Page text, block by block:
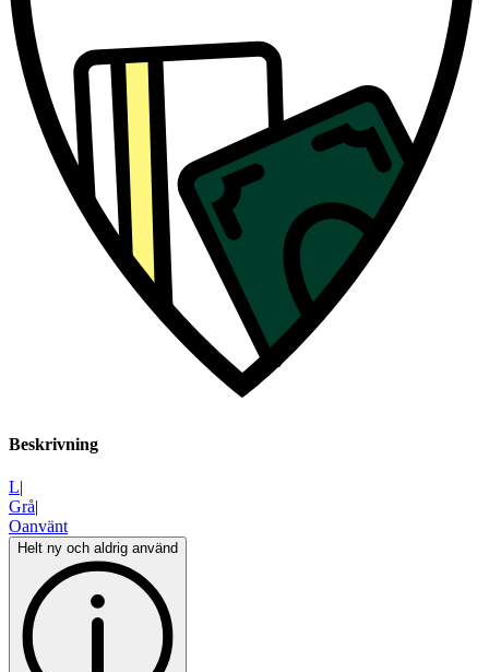
Beskrivning
L|
Grå|
Oanvänt
Helt ny och aldrig använd